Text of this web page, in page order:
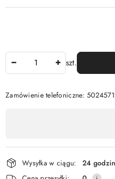
szt.
Zamówienie telefoniczne:
płatność
i
Wysyłka w ciągu:
24